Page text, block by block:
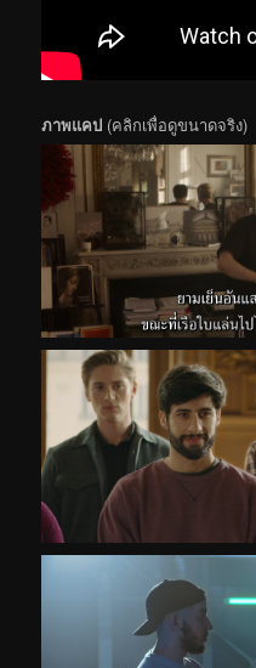
ภาพแคป (คลิกเพื่อดูขนาดจริง)